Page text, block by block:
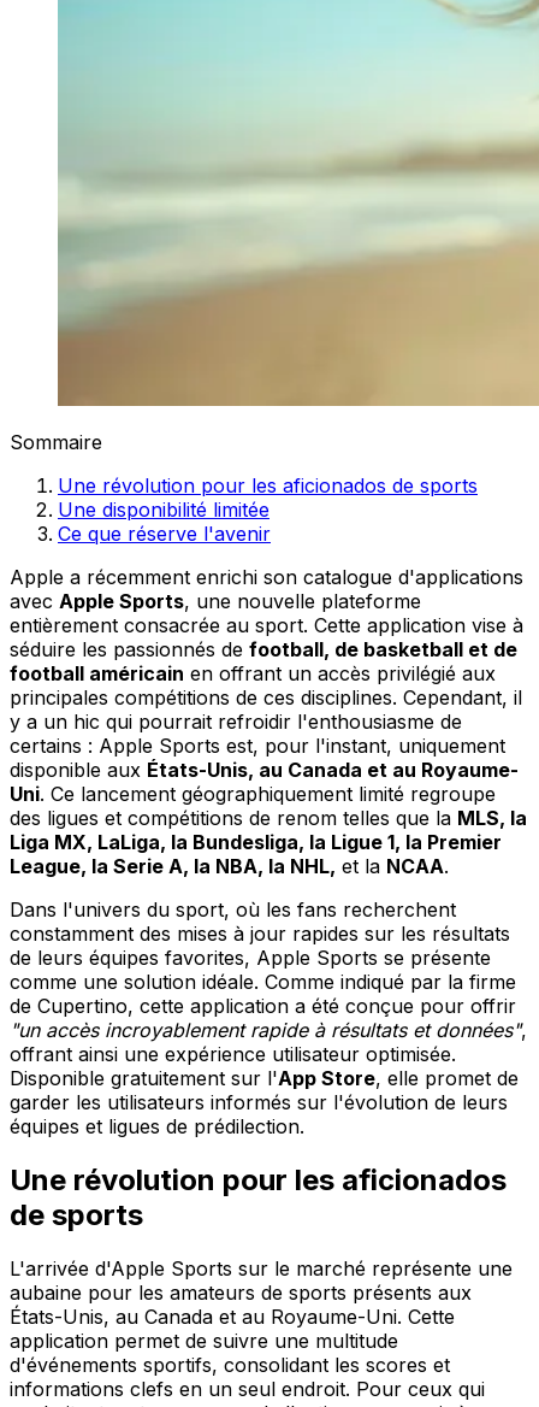
Sommaire
Une révolution pour les aficionados de sports
Une disponibilité limitée
Ce que réserve l'avenir
Apple a récemment enrichi son catalogue d'applications
avec Apple Sports, une nouvelle plateforme
entièrement consacrée au sport. Cette application vise à
séduire les passionnés de football, de basketball et de
football américain en offrant un accès privilégié aux
principales compétitions de ces disciplines. Cependant, il
y a un hic qui pourrait refroidir l'enthousiasme de
certains : Apple Sports est, pour l'instant, uniquement
disponible aux États-Unis, au Canada et au Royaume-
Uni. Ce lancement géographiquement limité regroupe
des ligues et compétitions de renom telles que la MLS, la
Liga MX, LaLiga, la Bundesliga, la Ligue 1, la Premier
League, la Serie A, la NBA, la NHL, et la NCAA.
Dans l'univers du sport, où les fans recherchent
constamment des mises à jour rapides sur les résultats
de leurs équipes favorites, Apple Sports se présente
comme une solution idéale. Comme indiqué par la firme
de Cupertino, cette application a été conçue pour offrir
"un accès incroyablement rapide à résultats et données",
offrant ainsi une expérience utilisateur optimisée.
Disponible gratuitement sur l'App Store, elle promet de
garder les utilisateurs informés sur l'évolution de leurs
équipes et ligues de prédilection.
Une révolution pour les aficionados
de sports
L'arrivée d'Apple Sports sur le marché représente une
aubaine pour les amateurs de sports présents aux
États-Unis, au Canada et au Royaume-Uni. Cette
application permet de suivre une multitude
d'événements sportifs, consolidant les scores et
informations clefs en un seul endroit. Pour ceux qui